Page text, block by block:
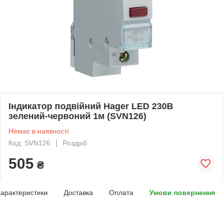
Індикатор подвійний Hager LED 230В
зелений-червоний 1м (SVN126)
Немає в наявності
Код: SVN126
Роздріб
505 ₴
Доставка Оплата Умови повернення